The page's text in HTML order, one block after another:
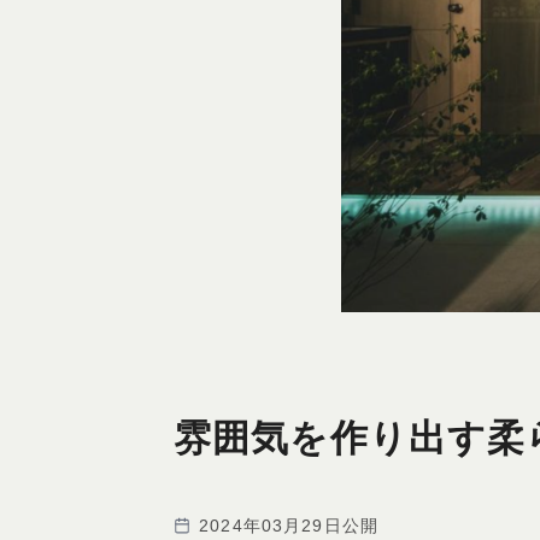
雰囲気を作り出す柔
2024年03月29日公開